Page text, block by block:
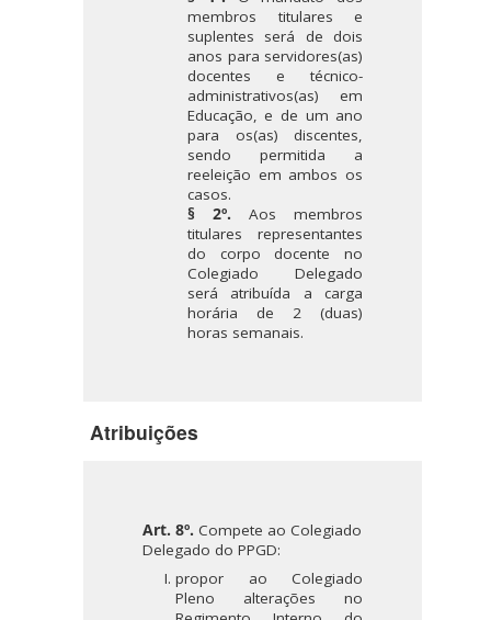
membros titulares e
suplentes será de dois
anos para servidores(as)
docentes e técnico-
administrativos(as) em
Educação, e de um ano
para os(as) discentes,
sendo permitida a
reeleição em ambos os
casos.
§ 2º.Aos membros
titulares representantes
do corpo docente no
Colegiado Delegado
será atribuída a carga
horária de 2 (duas)
horas semanais.
Atribuições
Art. 8º.Compete ao Colegiado
Delegado do PPGD:
propor ao Colegiado
Pleno alterações no